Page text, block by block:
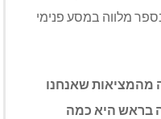
מלווה במסע פנימי
מהמציאות שאנחנו
בראש היא כמה